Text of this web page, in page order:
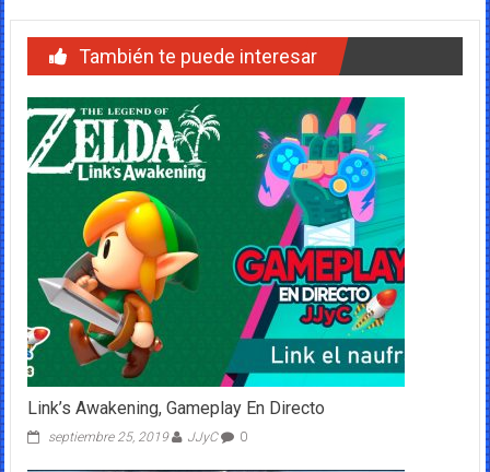
También te puede interesar
Link’s Awakening, Gameplay En Directo
septiembre 25, 2019 JJyC 0